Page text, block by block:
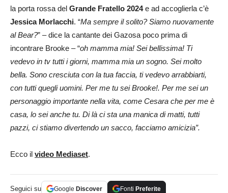
la porta rossa del Grande Fratello 2024e ad accoglierla c’è
Jessica Morlacchi. “Ma sempre il solito? Siamo nuovamente
al Bear?” – dice la cantante dei Gazosa poco prima di
incontrare Brooke – “oh mamma mia! Sei bellissima! Ti
vedevo in tv tutti i giorni, mamma mia un sogno. Sei molto
bella. Sono cresciuta con la tua faccia, ti vedevo arrabbiarti,
con tutti quegli uomini. Per me tu sei Brooke!. Per me sei un
personaggio importante nella vita, come Cesara che per me è
casa, lo sei anche tu. Di là ci sta una manica di matti, tutti
pazzi, ci stiamo divertendo un sacco, facciamo amicizia”.
Ecco il video Mediaset.
Seguici su Google Discover Fonti Preferite